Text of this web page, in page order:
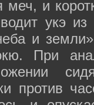
меч, и
укэ
и
При
против